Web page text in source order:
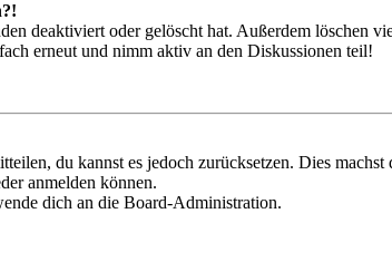
deaktiviert oder gelöscht hat. Außerdem löschen
erneut und nimm aktiv an den Diskussionen teil!
du kannst es jedoch zurücksetzen. Dies
anmelden können.
dich an die Board-Administration.